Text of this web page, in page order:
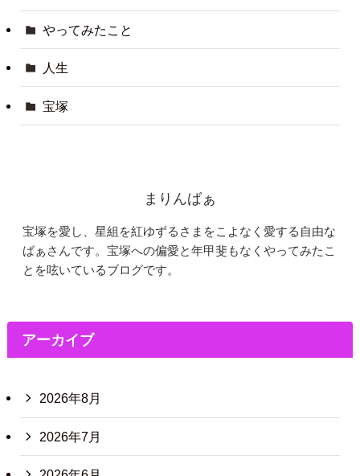
やってみたこと
人生
宝塚
まりんばぁ
宝塚を愛し、星組を紅ゆずるさまをこよなく愛する自由な
ばぁさんです。宝塚への偏愛と年甲斐もなくやってみたこ
とを呟いているブログです。
アーカイブ
2026年8月
2026年7月